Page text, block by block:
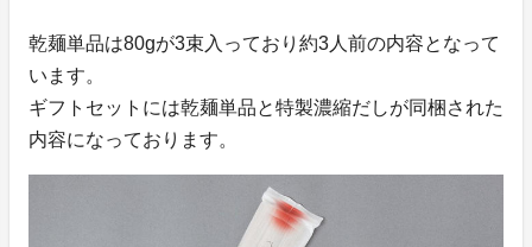
乾麺単品は80gが3束入っており約3人前の内容となって
います。
ギフトセットには乾麺単品と特製濃縮だしが同梱された
内容になっております。